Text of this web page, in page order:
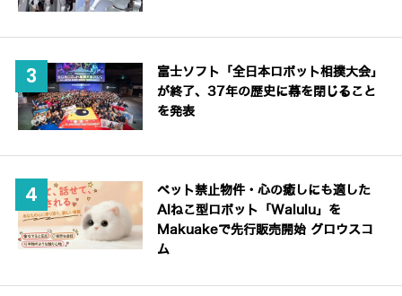
富士ソフト「全日本ロボット相撲大会」
が終了、37年の歴史に幕を閉じること
を発表
ペット禁止物件・心の癒しにも適した
AIねこ型ロボット「Walulu」を
Makuakeで先行販売開始 グロウスコ
ム